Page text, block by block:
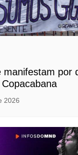
manifestam por
2026